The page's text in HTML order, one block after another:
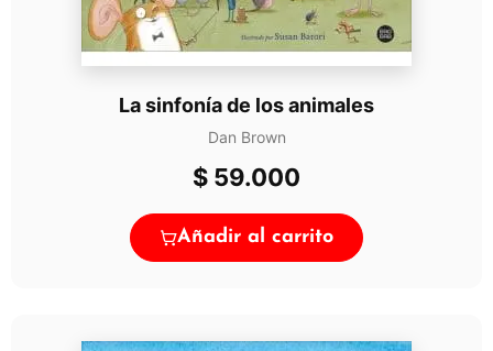
La sinfonía de los animales
Dan Brown
$ 59.000
Añadir al carrito